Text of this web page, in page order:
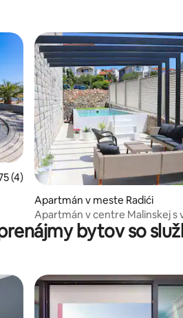
9 ohodnotenie 4,75 z 5, počet
(4)
Apartmán v meste Radići
Apartmán v centre Malinskej s
bazénombytov so